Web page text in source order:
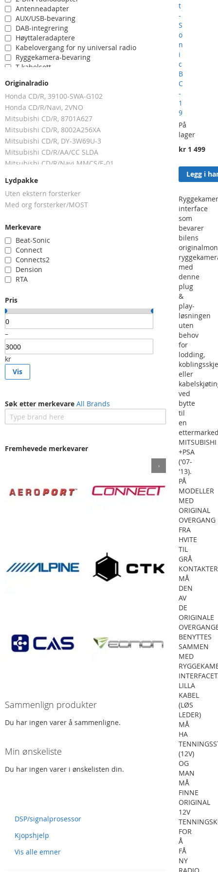
t
-
S
o
n
i
c
B
C
-
1
9
På
lager
kr 1 499
Legg i
interface
som
bevarer
bilens
med
denne
plug
&
play-
løsningen
uten
behov
for
lodding,
eller
ved
bytte
til
en
MITSUBISHI
+PSA
('07-
'13).
PÅ
MODELLER
MED
ORIGINAL
OVERGANG
FRA
HVITE
TIL
GRÅ
KONTAKTER
MÅ
DEN
AV
DE
ORIGINALE
BENYTTES
SAMMEN
MED
LILLA
KABEL
(LØS
LEDER)
MÅ
HA
(12V)
OG
MAN
MÅ
FINNE
ORIGINAL
12V
FOR
Å
FÅ
NY
RADIO
Antenneadapter
AUX/USB-bevaring
DAB-integrering
Høyttaleradaptere
Kabelovergang for ny universal radio
Ryggekamera-bevaring
T-kabelsett
Originalradio
Honda CD/R, 39100-SWA-G102
Honda CD/R/Navi, 2VNO
Mitsubishi CD/R, 8701A627
Mitsubishi CD/R, 8002A256XA
Mitsubishi CD/R, DY-3W69U-3
Mitsubishi CD/R/AA/CC SLDA
Mitsubishi CD/R/Navi MMCS/E-01
Mitsubishi CD/R/Navi MMCS/E-03, grå kont
Mitsubishi CD/R/Navi MMCS/E-03, hvite kont
Mitsubishi CD/R/Navi MMCS/E-04
Mitsubishi CD/R/Navi MMCS2/E-12
Mitsubishi CD/R/Navi MMCS2/W-12
Mitsubishi CD/R/Navi MMCS2/W-15
Mitsubishi CD/R/Navi MMCS3
Mazda CD/R/Navi RB1 TomTom
Lydpakke
Uten ekstern forsterker
Med org forsterker/MOST
Merkevare
Beat-Sonic
Connect
Connects2
Dension
RTA
Pris
–
kr
Vis
Søk etter merkevare All Brands
Fremhevede merkevarer
›
Sammenlign produkter
Du har ingen varer å sammenligne.
Min ønskeliste
Du har ingen varer i ønskelisten din.
DSP/signalprosessor
Kjopshjelp
Vis alle emner